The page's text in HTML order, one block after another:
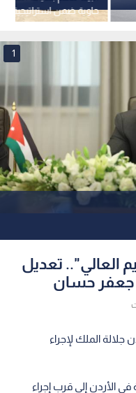
2027)
1
العالي".. تعديل
جعفر حسان
الملك لإجراء
الأردن إلى قرب إجراء